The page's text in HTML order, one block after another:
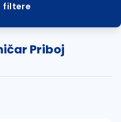
filtere
Priboj